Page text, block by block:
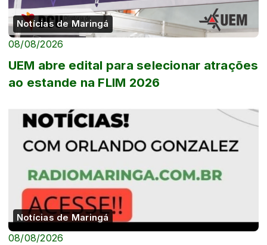
Notícias de Maringá
08/08/2026
UEM abre edital para selecionar atrações
ao estande na FLIM 2026
Notícias de Maringá
08/08/2026